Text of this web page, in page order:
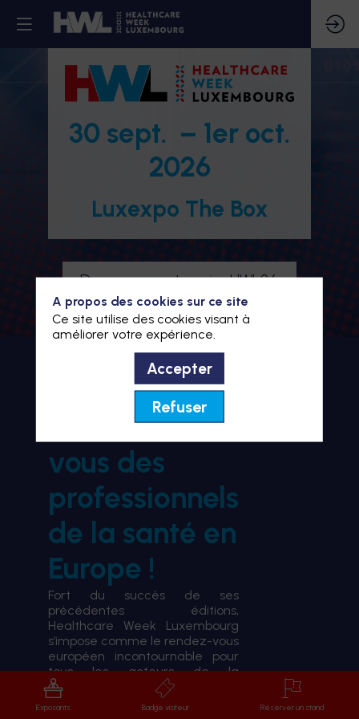
30 sept. – 1er oct.
2026
Luxexpo The Box
Devenez partenaire HWL26
Je m'inscris à HWL26
BIENVENUE À HWL26
le rendez-
vous des
professionnels
de la santé en
Europe !
Fort du succès de ses
précédentes éditions,
Healthcare Week Luxembourg
s’impose comme le rendez-vous
européen incontournable pour
tous les acteurs de la
transformation du système de
santé.
Exposants Badge visiteur Réserver un stand
A propos des cookies sur ce site
Ce site utilise des cookies visant à
améliorer votre expérience.
Accepter
Refuser